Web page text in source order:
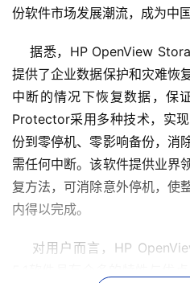
份软件市场发展潮流，成为中
据悉，HP OpenView
提供了企业数据保护和灾难恢
中断的情况下恢复数据，保
Protector采用多种技术，实
份到零停机、零影响备份，消
需任何中断。该软件提供业界
复方法，可消除意外停机，使
内得以完成。
对用户而言，HP